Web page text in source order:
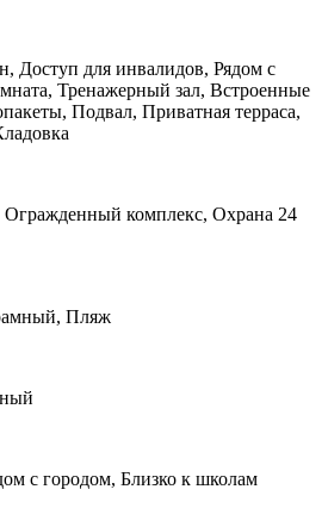
Доступ для инвалидов, Рядом с
Тренажерный зал, Встроенные
Подвал, Приватная терраса,
комплекс, Охрана 24
Пляж
с городом, Близко к школам